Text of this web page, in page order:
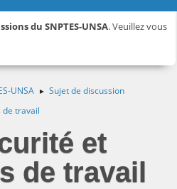
du SNPTES-UNSA. Veuillez vous
UNSA ► Sujet de discussion
de travail
et
de travail